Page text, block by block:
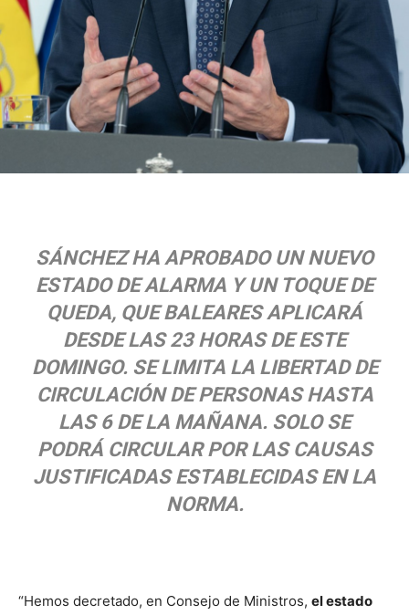
SÁNCHEZ HA APROBADO UN NUEVO
ESTADO DE ALARMA Y UN TOQUE DE
QUEDA, QUE BALEARES APLICARÁ
DESDE LAS 23 HORAS DE ESTE
DOMINGO. SE LIMITA LA LIBERTAD DE
CIRCULACIÓN DE PERSONAS HASTA
LAS 6 DE LA MAÑANA. SOLO SE
PODRÁ CIRCULAR POR LAS CAUSAS
JUSTIFICADAS ESTABLECIDAS EN LA
NORMA.
“Hemos decretado, en Consejo de Ministros, el estado